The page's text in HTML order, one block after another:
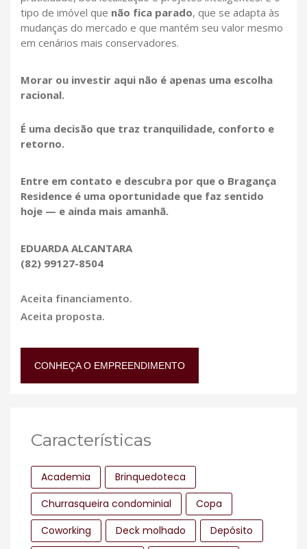
tipo de imóvel que não fica parado, que se adapta às
mudanças do mercado e que mantém seu valor mesmo
em cenários mais conservadores.
Morar ou investir aqui não é apenas uma escolha
racional.
É uma decisão que traz tranquilidade, conforto e
retorno.
Entre em contato e descubra por que o Bragança
Residence é uma oportunidade que faz sentido
hoje — e ainda mais amanhã.
EDUARDA ALCANTARA
(82) 99127-8504
Aceita financiamento.
Aceita proposta.
CONHEÇA O EMPREENDIMENTO
Características
Academia
Brinquedoteca
Churrasqueira condominial
Copa
Coworking
Deck molhado
Depósito